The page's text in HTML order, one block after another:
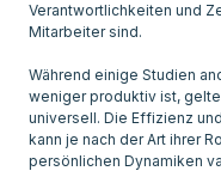
Verantwortlichkeiten und
Mitarbeiter sind.
Während einige Studien
weniger produktiv ist,
universell. Die Effizienz
kann je nach der Art ihrer
persönlichen Dynamiken